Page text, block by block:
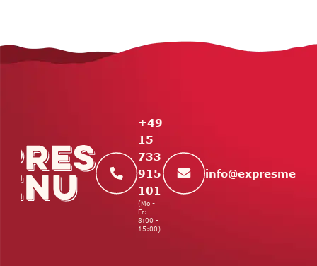
F
u
+49
15
733
915
101
(Mo -
Fr:
8:00 -
15:00)
info@